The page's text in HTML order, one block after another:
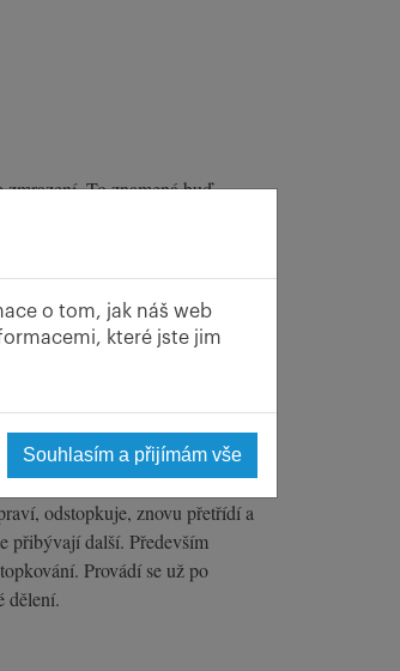
To znamená buď
borůvek. Výkupny
odstopkuje, znovu přetřídí a
přibývají další. Především
Provádí se už po
dělení.
o tom, jak náš web
které jste jim
Souhlasím a přijímám vše